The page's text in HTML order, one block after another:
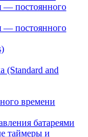
— постоянного
— постоянного
(Standard and
времени
батареями
таймеры и